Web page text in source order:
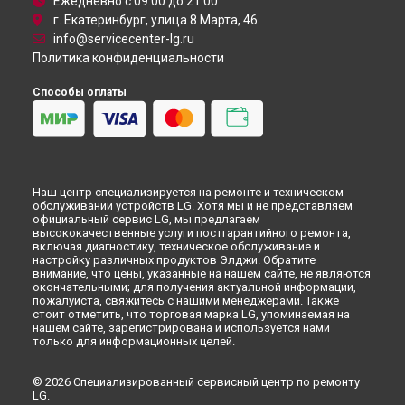
г. Екатеринбург, улица 8 Марта, 46
info@servicecenter-lg.ru
Политика конфиденциальности
Способы оплаты
Наш центр специализируется на ремонте и техническом
обслуживании устройств LG. Хотя мы и не представляем
официальный сервис LG, мы предлагаем
высококачественные услуги постгарантийного ремонта,
включая диагностику, техническое обслуживание и
настройку различных продуктов Элджи. Обратите
внимание, что цены, указанные на нашем сайте, не являются
окончательными; для получения актуальной информации,
пожалуйста, свяжитесь с нашими менеджерами. Также
стоит отметить, что торговая марка LG, упоминаемая на
нашем сайте, зарегистрирована и используется нами
только для информационных целей.
© 2026 Специализированный сервисный центр по ремонту
LG.